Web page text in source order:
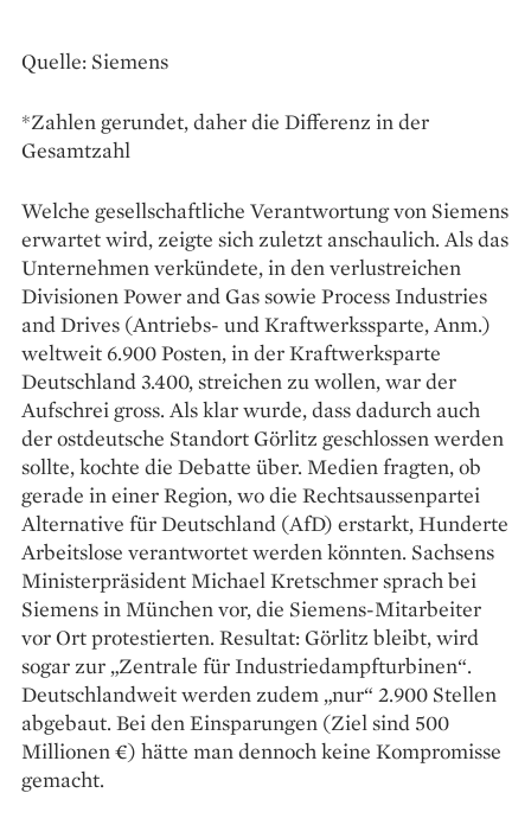
Quelle: Siemens
*Zahlen gerundet, daher die Differenz in der
Gesamtzahl
Welche gesellschaftliche Verantwortung von Siemens
erwartet wird, zeigte sich zuletzt anschaulich. Als das
Unternehmen verkündete, in den verlustreichen
Divisionen Power and Gas sowie Process Industries
and Drives (Antriebs- und Kraftwerkssparte, Anm.)
weltweit 6.900 Posten, in der Kraftwerksparte
Deutschland 3.400, streichen zu wollen, war der
Aufschrei gross. Als klar wurde, dass dadurch auch
der ostdeutsche Standort Görlitz geschlossen werden
sollte, kochte die Debatte über. Medien fragten, ob
gerade in einer Region, wo die Rechtsaussenpartei
Alternative für Deutschland (AfD) erstarkt, Hunderte
Arbeitslose verantwortet werden könnten. Sachsens
Ministerpräsident Michael Kretschmer sprach bei
Siemens in München vor, die Siemens-Mitarbeiter
vor Ort protestierten. Resultat: Görlitz bleibt, wird
sogar zur „Zentrale für Industriedampfturbinen“.
Deutschlandweit werden zudem „nur“ 2.900 Stellen
abgebaut. Bei den Einsparungen (Ziel sind 500
Millionen €) hätte man dennoch keine Kompromisse
gemacht.